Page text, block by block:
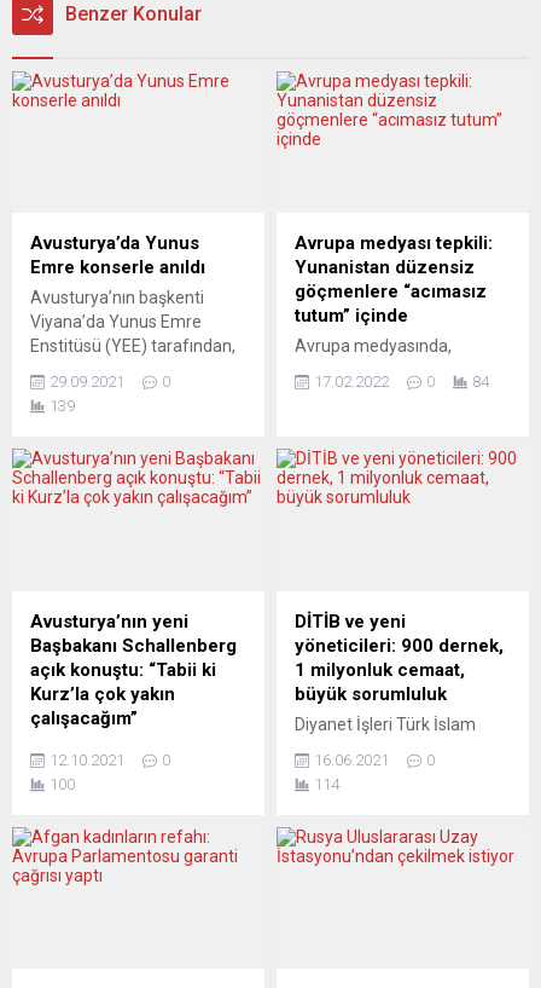
Benzer Konular
Avusturya’da Yunus
Emre konserle anıldı
Avusturya’nın başkenti
Viyana’da Yunus Emre
Enstitüsü (YEE) tarafından,
nedeniyle büyük Türk şairi
ve mutasavvıf Yunus
oluşan bir açık hava konseri
düzenlendi. Başkentin
konsere, Türkiye’nin Viyana
Büyükelçisi Ozan Ceyhun,
eşi Azize Ceyhun, Viyana
Başkonsolosu Asip Kaya,
18....
29.09.2021
0
139
Avrupa medyası tepkili:
Yunanistan düzensiz
göçmenlere “acımasız
tutum” içinde
Avrupa medyasında,
ülkelerine iltica etmek
Martial Kouamou’nun
ölümünden sorumlu olduğu
yaptığı haberde, Yunan Sahil
Güvenliğinin geri itme
taktiklerini daha da ileriye
götürerek yeni bir “acımasız
tutum” içinde...
17.02.2022 0 84
Avusturya’nın yeni
Başbakanı Schallenberg
açık konuştu: “Tabii ki
Kurz’la çok yakın
çalışacağım”
Alexander Schallenberg,
selefi ve Halk Partisi (ÖVP)
Kurz’a yönelik suçlamaların
yanlış olduğunu savunarak
12.10.2021
0
100
DİTİB ve yeni
yöneticileri: 900 dernek,
1 milyonluk cemaat,
büyük sorumluluk
Diyanet İşleri Türk İslam
Genel Kurul toplantısı ilk kez
dijital ortamda online
gerçekleştirildi. Genel Kurul’a
katılan Diyanet İşleri Başkanı
16.06.2021
0
114